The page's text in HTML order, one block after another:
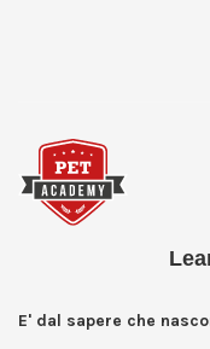
E' dal sapere che